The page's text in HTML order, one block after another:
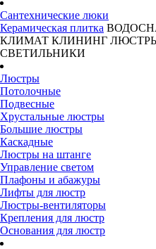
Сантехнические люки
Керамическая плитка
КЛИМАТ КЛИНИНГ
СВЕТИЛЬНИКИ
Люстры
Потолочные
Подвесные
Хрустальные люстры
Большие люстры
Каскадные
Люстры на штанге
Управление светом
Плафоны и абажуры
Лифты для люстр
Люстры-вентиляторы
Крепления для люстр
Основания для люстр